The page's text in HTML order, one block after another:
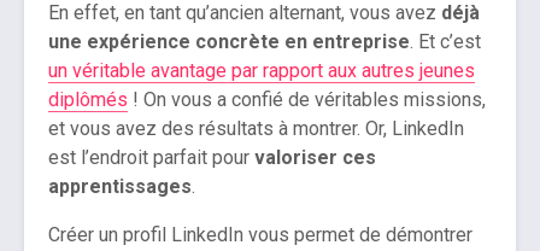
En effet, en tant qu’ancien alternant, vous avez déjà
une expérience concrète en entreprise. Et c’est
un véritable avantage par rapport aux autres jeunes
diplômés ! On vous a confié de véritables missions,
et vous avez des résultats à montrer. Or, LinkedIn
est l’endroit parfait pour valoriser ces
apprentissages.
Créer un profil LinkedIn vous permet de démontrer